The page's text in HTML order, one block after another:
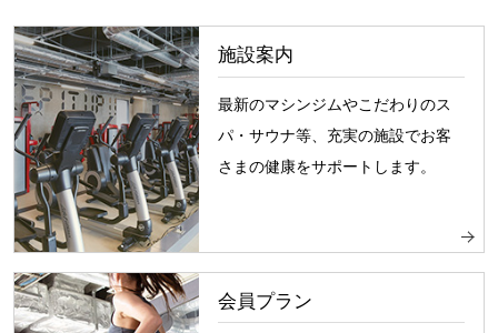
施設案内
最新のマシンジムやこだわりのス
パ・サウナ等、充実の施設でお客
さまの健康をサポートします。
会員プラン